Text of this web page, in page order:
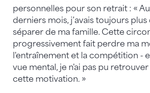
personnelles pour son retrait : «
derniers mois, j’avais toujours
séparer de ma famille. Cette
progressivement fait perdre ma
l'entraînement et la compétition -
vue mental, je n'ai pas pu
cette motivation. »